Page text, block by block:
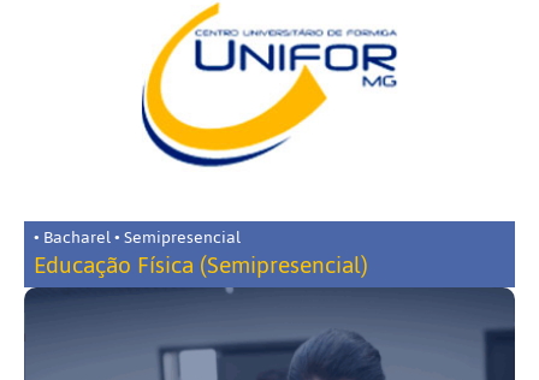
• Bacharel • Semipresencial
Educação Física (Semipresencial)